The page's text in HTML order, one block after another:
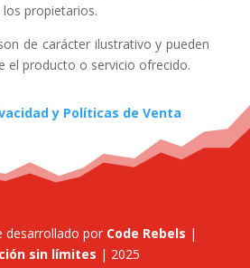
propietarios.
de carácter ilustrativo y pueden
el producto o servicio ofrecido.
y Políticas de Venta
desarrollado porCode Rebels |
sin límites | 2025